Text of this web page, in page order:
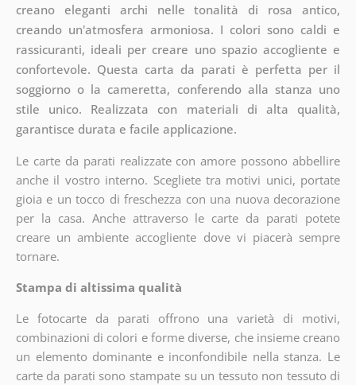
creano eleganti archi nelle tonalità di rosa antico,
creando un'atmosfera armoniosa. I colori sono caldi e
rassicuranti, ideali per creare uno spazio accogliente e
confortevole. Questa carta da parati è perfetta per il
soggiorno o la cameretta, conferendo alla stanza uno
stile unico. Realizzata con materiali di alta qualità,
garantisce durata e facile applicazione.
Le carte da parati realizzate con amore possono abbellire
anche il vostro interno. Scegliete tra motivi unici, portate
gioia e un tocco di freschezza con una nuova decorazione
per la casa. Anche attraverso le carte da parati potete
creare un ambiente accogliente dove vi piacerà sempre
tornare.
Stampa di altissima qualità
Le fotocarte da parati offrono una varietà di motivi,
combinazioni di colori e forme diverse, che insieme creano
un elemento dominante e inconfondibile nella stanza. Le
carte da parati sono stampate su un tessuto non tessuto di